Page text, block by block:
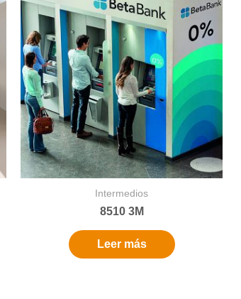
Intermedios
8510 3M
Leer más